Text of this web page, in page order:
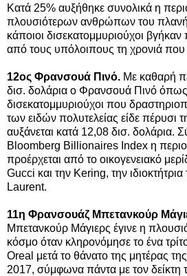
Κατά 25% αυξήθηκε συνολικά η
πλουσιότερων ανθρώπων του
κάποιοι δισεκατομμυριούχοι βγήκαν
από τους υπόλοιπους τη χρονιά
12ος Φρανσουά Πινό. Με καθαρή
δισ. δολάρια ο Φρανσουά Πινό όπως
δισεκατομμυριούχοι που
των ειδών πολυτελείας είδε πέρυσι
αυξάνεται κατά 12,08 δισ. δολάρια.
Bloomberg Billionaires Index η
προέρχεται από το οικογενειακό
Gucci και την Kering, την
Laurent.
11η Φρανσουάζ Μπετανκούρ
Μπετανκούρ Μάγιερς έγινε η
κόσμο όταν κληρονόμησε το ένα
Oreal μετά το θάνατο της μητέρας
2017, σύμφωνα πάντα με τον δείκτη